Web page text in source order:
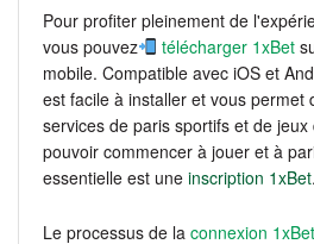
Pour profiter pleinement de
vous pouvez
télécharger 1xBet
mobile. Compatible avec iOS et
est facile à installer et vous permet
services de paris sportifs et de
pouvoir commencer à jouer et à
essentielle est une inscription 1xBet.
Le processus de la connexion 1xBet